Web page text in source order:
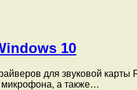
10
для звуковой
а также…